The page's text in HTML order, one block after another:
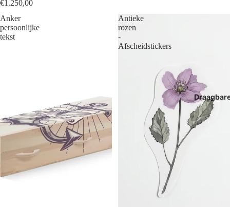
€1.250,00
Anker
persoonlijke
tekst
Antieke
rozen
-
Afscheidstickers